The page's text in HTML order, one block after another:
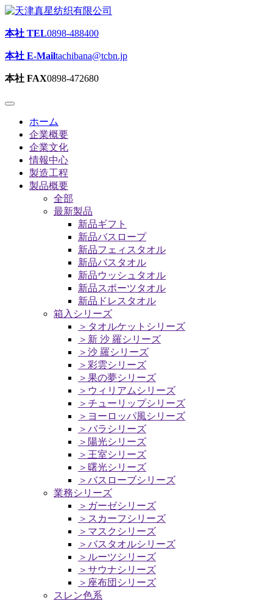
本社 TEL0898-488400
本社 E-Mailtachibana@tcbn.jp
本社 FAX0898-472680
ホーム
企業概要
企業文化
情報中心
製造工程
製品概要
全部
最新製品
新品ギフト
新品バスロープ
新品フェィスタオル
新品バスタオル
新品ウッシュタオル
新品スポーツタオル
新品ドレスタオル
箱入シリーズ
＞タオルケットシリーズ
＞新 沙 羅シリーズ
＞沙 羅シリーズ
＞彩雲シリーズ
＞果の夢シリーズ
＞ウィリアムシリーズ
＞チューリップシリーズ
＞ヨーロッパ風シリーズ
＞バラシリーズ
＞陽光シリーズ
＞王室シリーズ
＞曙光シリーズ
＞バスローブシリーズ
業務シリーズ
＞ガーゼシリーズ
＞スカーフシリーズ
＞マスクシリーズ
＞バスタオルシリーズ
＞ルーツシリーズ
＞サウナシリーズ
＞座布団シリーズ
スレン色系